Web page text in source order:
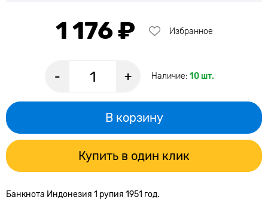
1 176 ₽ Избранное
- + Наличие: 10 шт.
В корзину
Купить в один клик
Банкнота Индонезия 1 рупия 1951 год.